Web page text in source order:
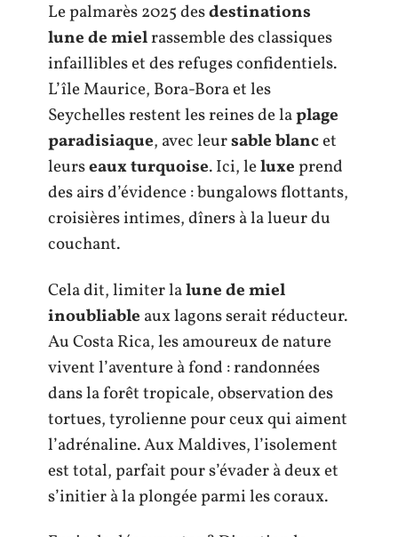
Le palmarès 2025 desdestinations
lune de mielrassemble des classiques
infaillibles et des refuges confidentiels.
L’île Maurice, Bora-Bora et les
Seychelles restent les reines de laplage
paradisiaque, avec leursable blancet
leurseaux turquoise. Ici, leluxeprend
des airs d’évidence : bungalows flottants,
croisières intimes, dîners à la lueur du
couchant.
Cela dit, limiter lalune de miel
inoubliable aux lagons serait réducteur.
Au Costa Rica, les amoureux de nature
vivent l’aventure à fond : randonnées
dans la forêt tropicale, observation des
tortues, tyrolienne pour ceux qui aiment
l’adrénaline. Aux Maldives, l’isolement
est total, parfait pour s’évader à deux et
s’initier à la plongée parmi les coraux.